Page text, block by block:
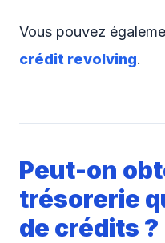
Vous pouvez
crédit revolving.
Peut-on
trésorerie
de crédits ?